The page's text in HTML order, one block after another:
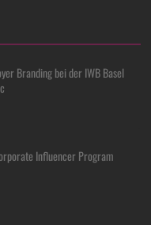
Branding bei der IWB Basel
Influencer Program